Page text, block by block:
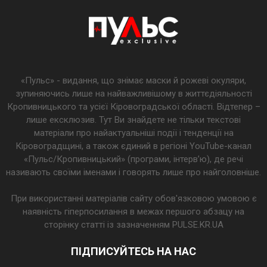
«Пульс» - видання, що знімає маски й рожеві окуляри,
зупиняючись лише на найважливішому в життєдіяльності
Кропивницького та усієї Кіровоградської області. Відтепер –
лише ексклюзив. Тут Ви знайдете не тільки текстові
матеріали про найактуальніші події і тенденції на
Кіровоградщині, а також єдиний в регіоні YouTube-канал
«Пульс/Кропивницький» (програми, інтерв’ю), де речі
називають своїми іменами і говорять лише про найголовніше.
При використанні матеріалів сайту обов'язковою умовою є
наявність гіперпосилання в межах першого абзацу на
сторінку статті із зазначенням PULSE.KR.UA
ПІДПИСУЙТЕСЬ НА НАС